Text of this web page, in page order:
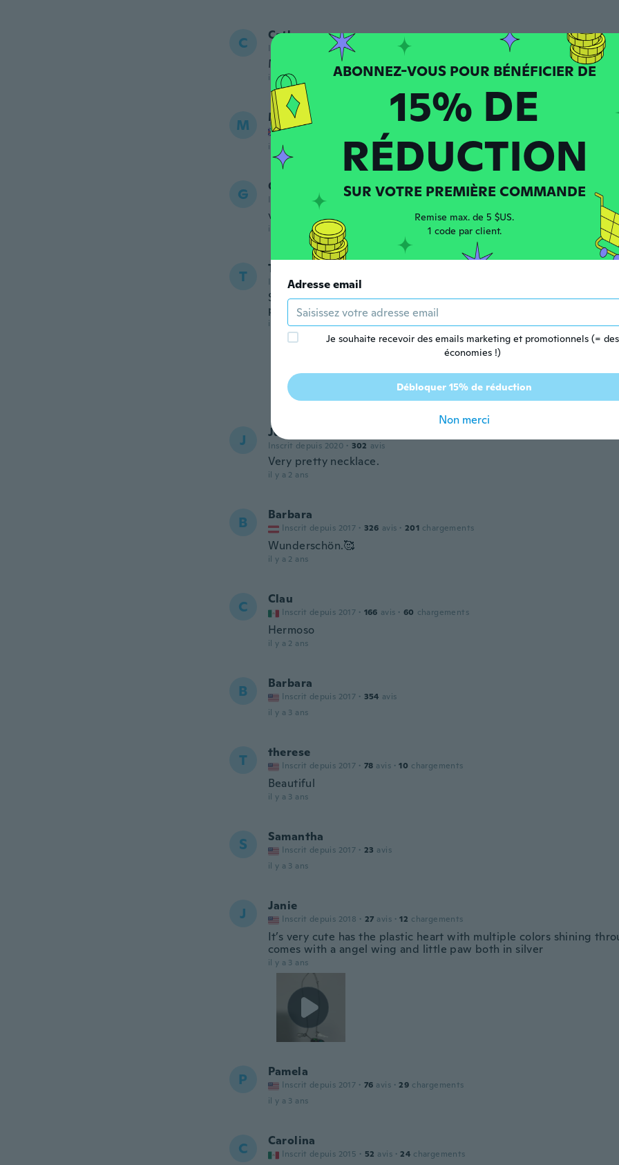
C Cathy
Inscrit depuis 2021 · 616
Merci beaucoup et je l'ai bien reçu.
il y a 2 ans
M Margaret
Inscrit depuis 2023
avis
il y a 2 ans
G Gerald
Inscrit depuis 2016 · 204 avis · 28 chargements
very nice
il y a 2 ans
T Taylar
Inscrit depuis 2019 · 24
So beautiful and sparkly! The wing charm is slightlyyy different
picture. This necklace is sooooo pretty and a heartwarming gift 🐾
il y a 2 ans
J June
Inscrit depuis 2020 · 302 avis
Very pretty necklace.
il y a 2 ans
B Barbara
Inscrit depuis 2017 · 326 avis · 201 chargements
Wunderschön.🥰
il y a 2 ans
C Clau
Inscrit depuis 2017 · 166 avis · 60 chargements
Hermoso
il y a 2 ans
B Barbara
Inscrit depuis 2017 · 354 avis
il y a 3 ans
T therese
Inscrit depuis 2017 · 78 avis · 10 chargements
Beautiful
il y a 3 ans
S Samantha
Inscrit depuis 2017 · 23 avis
il y a 3 ans
J Janie
Inscrit depuis 2018 · 27 avis · 12 chargements
It’s very cute has the plastic heart with multiple colors shining
comes with a angel wing and little paw both in silver
il y a 3 ans
P Pamela
Inscrit depuis 2017 · 76 avis · 29 chargements
il y a 3 ans
C Carolina
Inscrit depuis 2015 · 52 avis · 24 chargements
15% DE
RÉDUCTION
SUR VOTRE PREMIÈRE COMMANDE
Remise max. de 5 $US.
1 code par client.
Adresse email
Je souhaite recevoir des emails marketing et promotionnels (= des
économies !)
Débloquer 15% de réduction
Non merci